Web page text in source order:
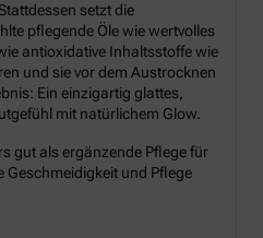
setzt die
pflegende Öle wie wertvolles
antioxidative Inhaltsstoffe wie
und sie vor dem Austrocknen
Ein einzigartig glattes,
mit natürlichem Glow.
gut als ergänzende Pflege für
und Pflege